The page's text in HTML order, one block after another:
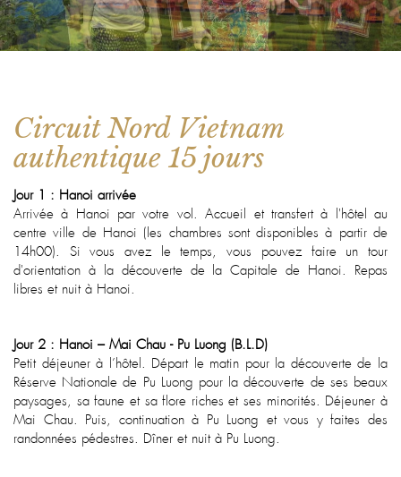
Circuit Nord Vietnam
authentique 15 jours
Jour 1 : Hanoi arrivée
Arrivée à Hanoi par votre vol. Accueil et transfert à l'hôtel au
centre ville de Hanoi (les chambres sont disponibles à partir de
14h00). Si vous avez le temps, vous pouvez faire un tour
d'orientation à la découverte de la Capitale de Hanoi. Repas
libres et nuit à Hanoi.
Jour 2 : Hanoi – Mai Chau - Pu Luong (B.L.D)
Petit déjeuner à l’hôtel. Départ le matin pour la découverte de la
Réserve Nationale de Pu Luong pour la découverte de ses beaux
paysages, sa faune et sa flore riches et ses minorités. Déjeuner à
Mai Chau. Puis, continuation à Pu Luong et vous y faites des
randonnées pédestres. Dîner et nuit à Pu Luong.